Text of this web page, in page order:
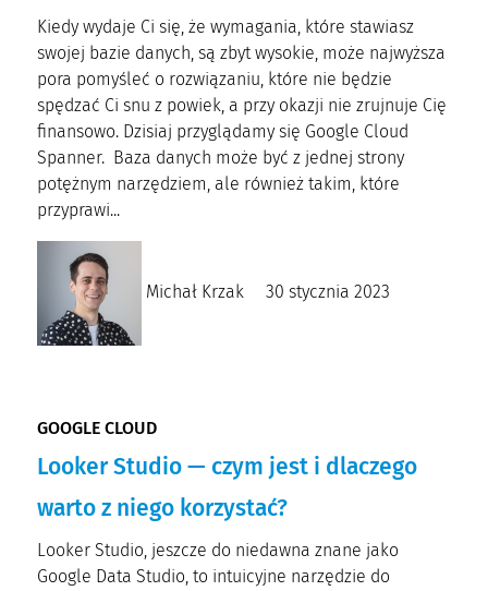
Kiedy wydaje Ci się, że wymagania, które stawiasz
swojej bazie danych, są zbyt wysokie, może najwyższa
pora pomyśleć o rozwiązaniu, które nie będzie
spędzać Ci snu z powiek, a przy okazji nie zrujnuje Cię
finansowo. Dzisiaj przyglądamy się Google Cloud
Spanner. Baza danych może być z jednej strony
potężnym narzędziem, ale również takim, które
przyprawi...
Michał Krzak 30 stycznia 2023
GOOGLE CLOUD
Looker Studio — czym jest i dlaczego
warto z niego korzystać?
Looker Studio, jeszcze do niedawna znane jako
Google Data Studio, to intuicyjne narzędzie do